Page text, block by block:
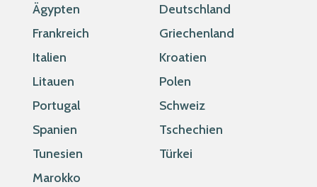
Ägypten
Deutschland
Frankreich
Griechenland
Italien
Kroatien
Litauen
Polen
Portugal
Schweiz
Spanien
Tschechien
Tunesien
Türkei
Marokko